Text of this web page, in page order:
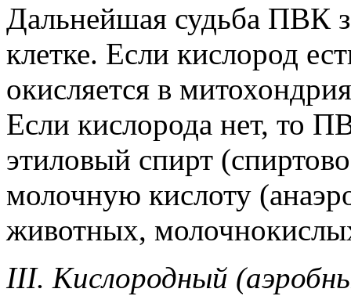
Дальнейшая судьба ПВК
клетке. Если кислород
окисляется в
Если кислорода нет, то
этиловый спирт
молочную кислоту
животных,
III. Кислородный